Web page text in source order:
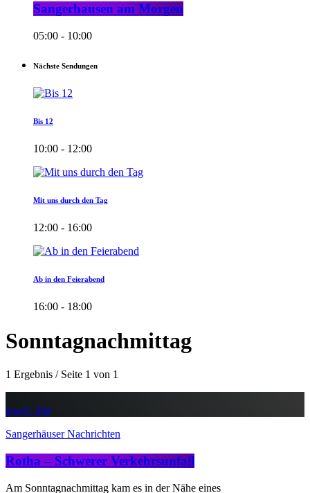
Sangerhausen am Morgen
05:00 - 10:00
Nächste Sendungen
Bis 12
10:00 - 12:00
Mit uns durch den Tag
12:00 - 16:00
Ab in den Feierabend
16:00 - 18:00
Sonntagnachmittag
1 Ergebnis / Seite 1 von 1
insert_link
Sangerhäuser Nachrichten
Rotha – Schwerer Verkehrsunfall
Am Sonntagnachmittag kam es in der Nähe eines